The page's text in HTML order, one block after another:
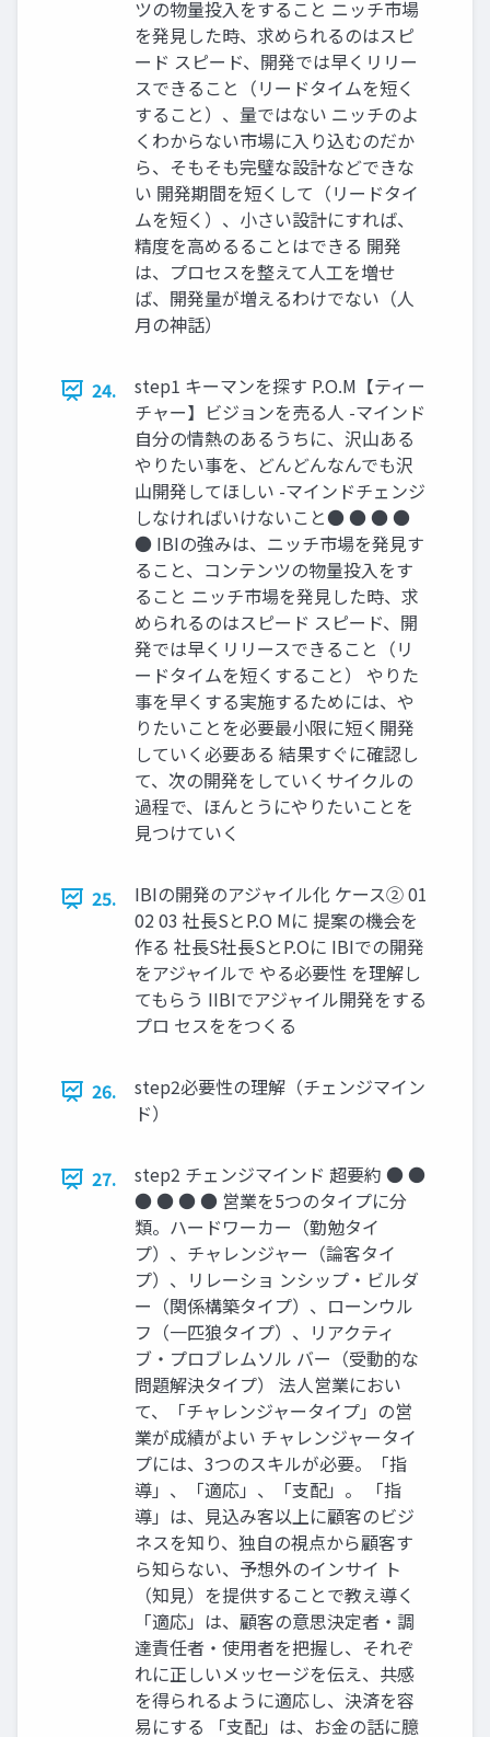
ツの物量投⼊をすること ニッチ市場
を発⾒した時、求められるのはスピ
ード スピード、開発では早くリリー
スできること（リードタイムを短く
すること）、量ではない ニッチのよ
くわからない市場に⼊り込むのだか
ら、そもそも完璧な設計などできな
い 開発期間を短くして（リードタイ
ムを短く）、⼩さい設計にすれば、
精度を⾼めるることはできる 開発
は、プロセスを整えて⼈⼯を増せ
ば、開発量が増えるわけでない（⼈
⽉の神話）
24.
step1 キーマンを探す P.O.M【ティー
チャー】ビジョンを売る⼈ -マインド
⾃分の情熱のあるうちに、沢⼭ある
やりたい事を、どんどんなんでも沢
⼭開発してほしい -マインドチェンジ
しなければいけないこと● ● ● ●
● IBIの強みは、ニッチ市場を発⾒す
ること、コンテンツの物量投⼊をす
ること ニッチ市場を発⾒した時、求
められるのはスピード スピード、開
発では早くリリースできること（リ
ードタイムを短くすること） やりた
事を早くする実施するためには、や
りたいことを必要最⼩限に短く開発
していく必要ある 結果すぐに確認し
て、次の開発をしていくサイクルの
過程で、ほんとうにやりたいことを
⾒つけていく
25.
IBIの開発のアジャイル化 ケース② 01
02 03 社⻑SとP.O Mに 提案の機会を
作る 社⻑S社⻑SとP.Oに IBIでの開発
をアジャイルで やる必要性 を理解し
てもらう IIBIでアジャイル開発をする
プロ セスををつくる
26.
step2必要性の理解（チェンジマイン
ド）
27.
step2 チェンジマインド 超要約 ● ●
● ● ● ● 営業を5つのタイプに分
類。ハードワーカー（勤勉タイ
プ）、チャレンジャー（論客タイ
プ）、リレーショ ンシップ・ビルダ
ー（関係構築タイプ）、ローンウル
フ（⼀匹狼タイプ）、リアクティ
ブ・プロブレムソル バー（受動的な
問題解決タイプ） 法⼈営業におい
て、「チャレンジャータイプ」の営
業が成績がよい チャレンジャータイ
プには、3つのスキルが必要。「指
導」、「適応」、「⽀配」。 「指
導」は、⾒込み客以上に顧客のビジ
ネスを知り、独⾃の視点から顧客す
ら知らない、予想外のインサイ ト
（知⾒）を提供することで教え導く
「適応」は、顧客の意思決定者・調
達責任者・使⽤者を把握し、それぞ
れに正しいメッセージを伝え、共感
を得られるように適応し、決済を容
易にする 「⽀配」は、お⾦の話に臆